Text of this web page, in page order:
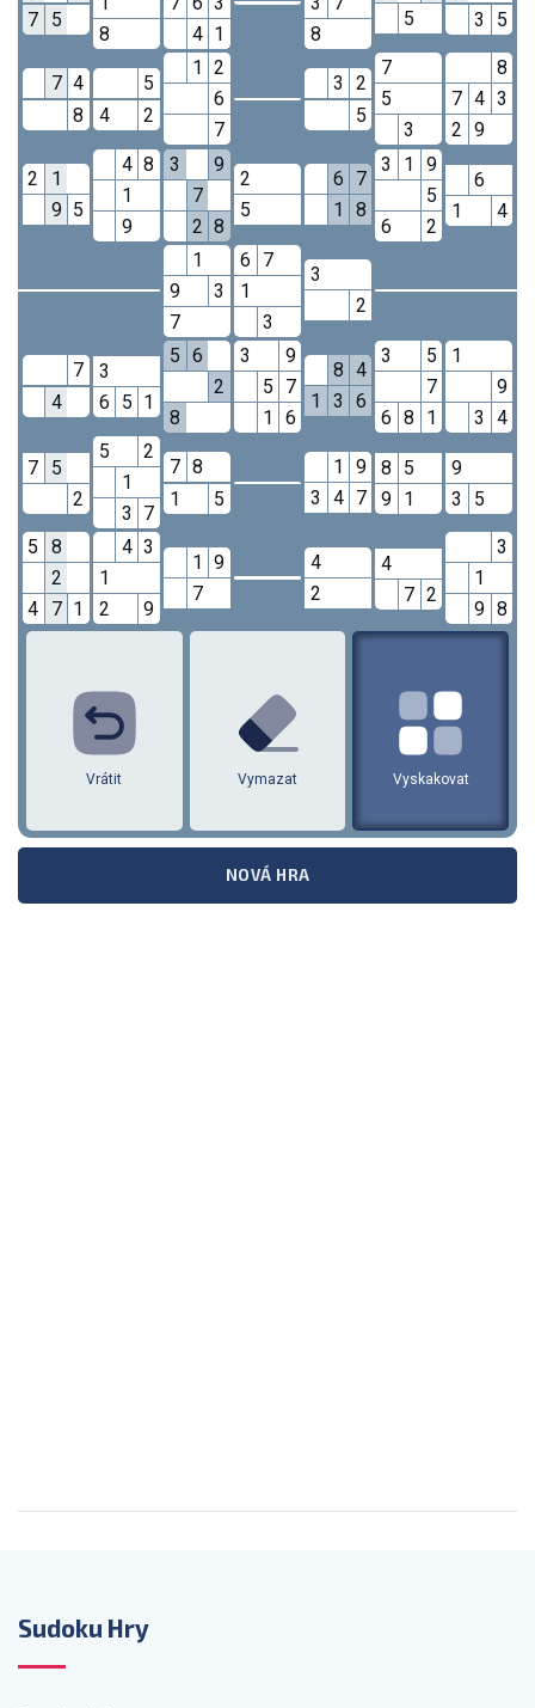
7
5
8
4 1
8
5
3
5
7 4
8
5
4
2
1
2
6
7
3
2
5
7
5
3
8
7 4 3
2 9
2
1
9 5
4 8
1
9
3
9
7
2 8
2
5
6
7
1
8
3 1
9
5
6
2
6
1
4
1
9
3
7
6
7
1
3
3
2
7
4
3
6
5 1
5 6
2
8
3
9
5
7
1
6
8 4
1
3 6
3
5
7
6 8 1
1
9
3
4
7
5
2
5
2
1
3
7
7 8
1
5
1
9
3
4 7
8
5
9 1
9
3
5
5
8
2
4
7 1
4 3
1
2
9
1
9
7
4
2
4
7 2
3
1
9 8
vrátit Vymazat Vyskakovat
NOVÁ HRA
Sudoku Hry